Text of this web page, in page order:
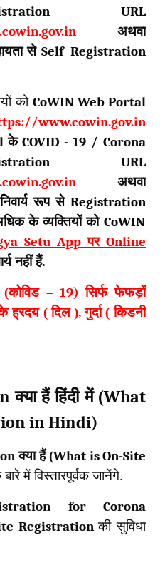
URL
अथवा
से Self Registration
को CoWIN Web Portal
www.cowin.gov.in
केCOVID -19 / Corona
URL
अथवा
रूप से Registration
के व्यक्तियों को CoWIN
Setu AppपरOnline
नहीं हैं.
(कोविड – 19)सिर्फ फेफड़ों
के ह्रदय ( दिल ),गुर्दा ( किडनी
क्या हैं हिंदी में (What
in Hindi)
क्या हैं (What is On-Site
में विस्तारपूर्वक जानेंगे.
for Corona
Registration की सुविधा